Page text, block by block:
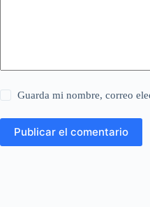
Guarda mi nombre, correo
Publicar el comentario